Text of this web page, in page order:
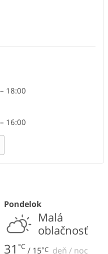
– 15:00
– 17:00
– 17:30
– 18:00
– 17:00
– 16:00
Pondelok
Malá
oblačnosť
31 °C / 15°C deň / noc